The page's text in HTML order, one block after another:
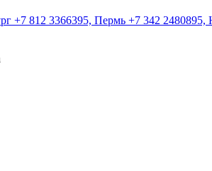
+7 812 3366395, Пермь +7 342